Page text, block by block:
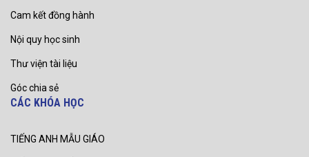
Cam kết đồng hành
Nội quy học sinh
Thư viện tài liệu
Góc chia sẻ
CÁC KHÓA HỌC
TIẾNG ANH MẪU GIÁO